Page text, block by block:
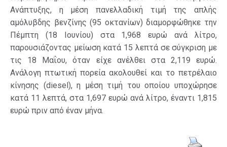
Ανάπτυξης, η μέση πανελλαδική τιμή της απλής
αμόλυβδης βενζίνης (95 οκτανίων) διαμορφώθηκε την
Πέμπτη (18 Ιουνίου) στα 1,968 ευρώ ανά λίτρο,
παρουσιάζοντας μείωση κατά 15 λεπτά σε σύγκριση με
τις 18 Μαΐου, όταν είχε ανέλθει στα 2,119 ευρώ.
Ανάλογη πτωτική πορεία ακολουθεί και το πετρέλαιο
κίνησης (diesel), η μέση τιμή του οποίου υποχώρησε
κατά 11 λεπτά, στα 1,697 ευρώ ανά λίτρο, έναντι 1,815
ευρώ πριν από έναν μήνα.